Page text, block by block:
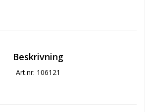
Beskrivning
Art.nr: 106121